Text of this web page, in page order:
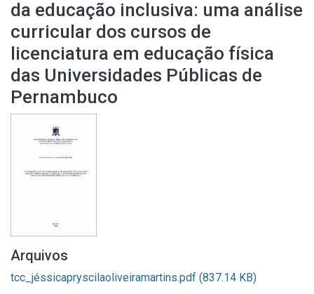
da educação inclusiva: uma análise
curricular dos cursos de
licenciatura em educação física
das Universidades Públicas de
Pernambuco
Arquivos
tcc_jéssicapryscilaoliveiramartins.pdf (837.14 KB)